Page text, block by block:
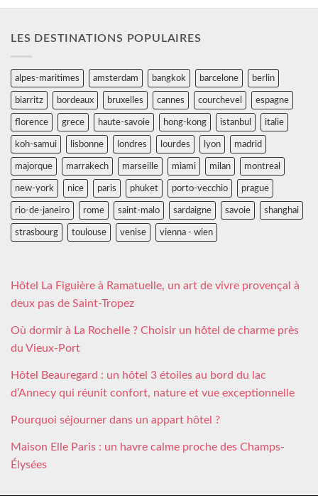
LES DESTINATIONS POPULAIRES
alpes-maritimes amsterdam bangkok barcelone berlin
biarritz bordeaux bruxelles cannes courchevel espagne
florence grece haute-savoie hong-kong istanbul italie
koh-samui lisbonne londres lourdes lyon madrid
majorque marrakech marseille miami milan montreal
new-york nice paris phuket porto-vecchio prague
rio-de-janeiro rome saint-malo sardaigne savoie shanghai
strasbourg toulouse venise vienna - wien
Hôtel La Figuière à Ramatuelle, un art de vivre provençal à
deux pas de Saint-Tropez
Où dormir à La Rochelle ? Choisir un hôtel de charme près
du Vieux-Port
Hôtel Beauregard : un hôtel 3 étoiles au bord du lac
d’Annecy qui réunit confort, nature et vue exceptionnelle
Pourquoi séjourner dans un appart hôtel ?
Maison Elle Paris : un havre calme proche des Champs-
Élysées